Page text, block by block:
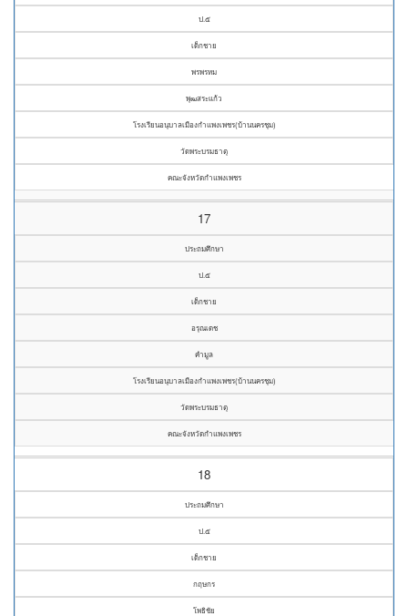
ป.๕
เด็กชาย
พรพรหม
พุฒสระแก้ว
โรงเรียนอนุบาลเมืองกำแพงเพชร(บ้านนครชุม)
วัดพระบรมธาตุ
คณะจังหวัดกำแพงเพชร
17
ประถมศึกษา
ป.๕
เด็กชาย
อรุณเดช
คำมูล
โรงเรียนอนุบาลเมืองกำแพงเพชร(บ้านนครชุม)
วัดพระบรมธาตุ
คณะจังหวัดกำแพงเพชร
18
ประถมศึกษา
ป.๕
เด็กชาย
กฤษกร
โพธิชัย